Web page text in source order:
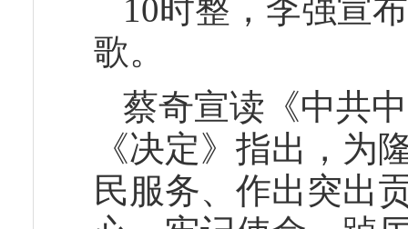
10时整，李强宣
歌。
蔡奇宣读《中共
《决定》指出，为
民服务、作出突出